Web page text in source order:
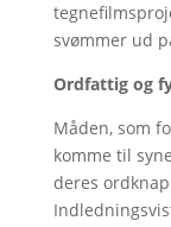
svømmer ud
Ordfattig og
Måden, som
komme til
deres